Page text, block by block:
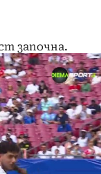
започна.